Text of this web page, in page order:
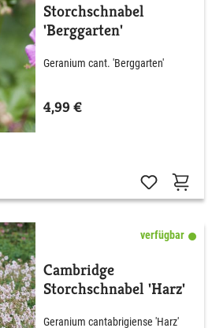
Storchschnabel
'Berggarten'
Geranium cant. 'Berggarten'
4,99 €
verfügbar
Cambridge
Storchschnabel 'Harz'
Geranium cantabrigiense 'Harz'